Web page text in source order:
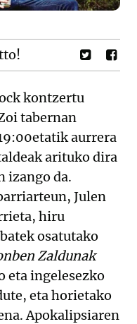
kontzertu
tabernan
aurrera
arituko dira
izango da.
Julen
hiru
osatutako
Zaldunak
eta ingelesezko
eta horietako
Apokalipsiaren